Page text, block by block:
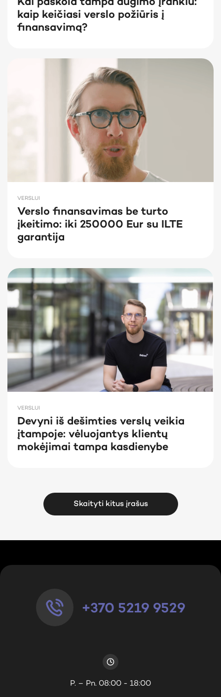
kaip keičiasi verslo požiūris į
finansavimą?
VERSLUI
Verslo finansavimas be turto
įkeitimo: iki 250000 Eur su ILTE
garantija
VERSLUI
Devyni iš dešimties verslų veikia
įtampoje: vėluojantys klientų
mokėjimai tampa kasdienybe
Skaityti kitus įrašus
+370 5219 9529
P. – Pn. 08:00 - 18:00